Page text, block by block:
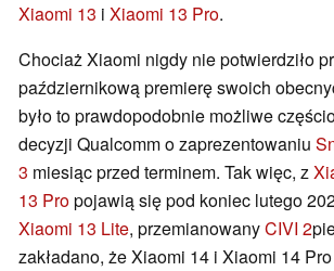
Xiaomi 13 i Xiaomi 13 Pro.
Chociaż Xiaomi nigdy nie potwierdziło
październikową premierę swoich
było to prawdopodobnie możliwe
decyzji Qualcomm o zaprezentowaniu
3 miesiąc przed terminem. Tak więc, z
13 Propojawią się pod koniec lutego
Xiaomi 13 Lite, przemianowanyCIVI 2
zakładano, że Xiaomi 14 i Xiaomi 14